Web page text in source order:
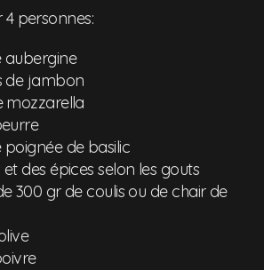
personnes:
aubergine
de jambon
mozzarella
poignée de basilic
des épices selon les gouts
300 gr de coulis ou de chair de